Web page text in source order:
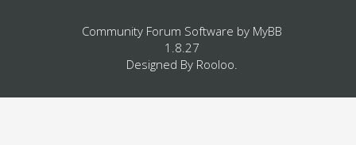
Community Forum Software by MyBB
1.8.27
Designed By Rooloo.